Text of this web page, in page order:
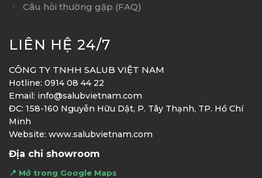
Câu hỏi thường gặp (FAQ)
LIÊN HỆ 24/7
CÔNG TY TNHH SALUB VIỆT NAM
Hotline: 0914 08 44 22
Email: info@salubvietnam.com
ĐC: 158-160 Nguyễn Hữu Dật, P. Tây Thạnh, TP. Hồ Chí
Minh
Website: www.salubvietnam.com
Địa chỉ showroom
📍 Mở trong Google Maps